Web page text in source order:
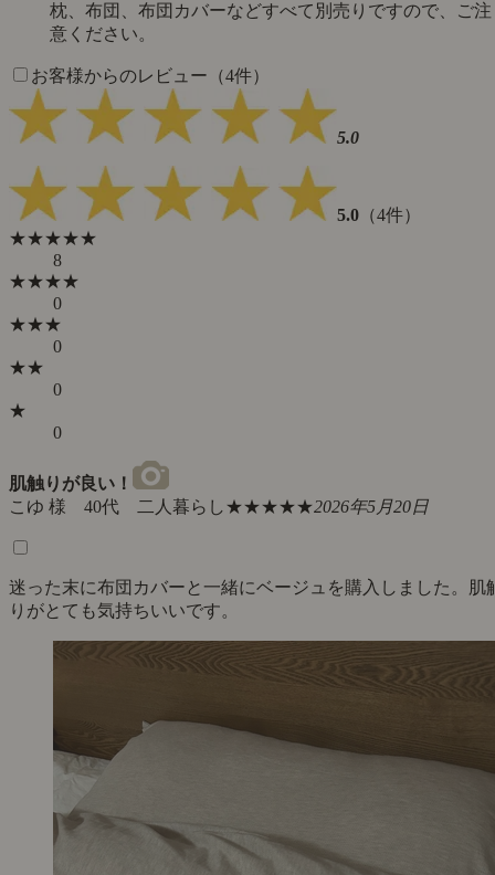
枕、布団、布団カバーなどすべて別売りですので、ご注
意ください。
お客様からのレビュー（4件）
5.0
5.0 （4件）
★★★★★
8
★★★★
0
★★★
0
★★
0
★
0
肌触りが良い！
こゆ 様 40代 二人暮らし★★★★★2026年5月20日
迷った末に布団カバーと一緒にベージュを購入しました。肌
りがとても気持ちいいです。